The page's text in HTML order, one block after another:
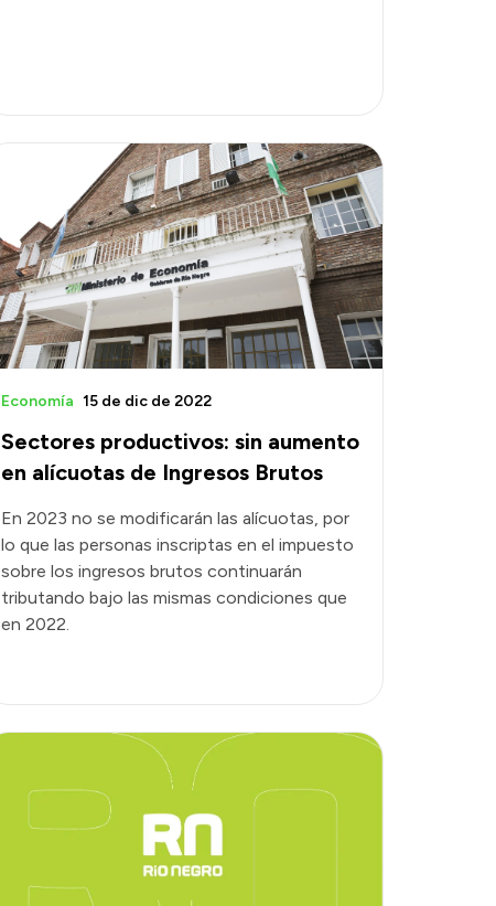
Sectores productivos: sin aumento
en alícuotas de Ingresos Brutos
Economía 15 de dic de 2022
En 2023 no se modificarán las alícuotas, por
lo que las personas inscriptas en el impuesto
sobre los ingresos brutos continuarán
tributando bajo las mismas condiciones que
en 2022.